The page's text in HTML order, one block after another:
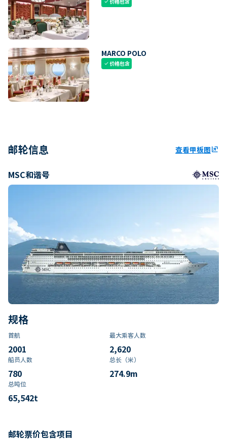
check
MARCO POLO
check价格包含
邮轮信息 查看甲板图ungroup
MSC和谐号
规格
首航
2001
最大乘客人数
2,620
船员人数
780
总长（米）
274.9m
总吨位
65,542t
邮轮票价包含项目